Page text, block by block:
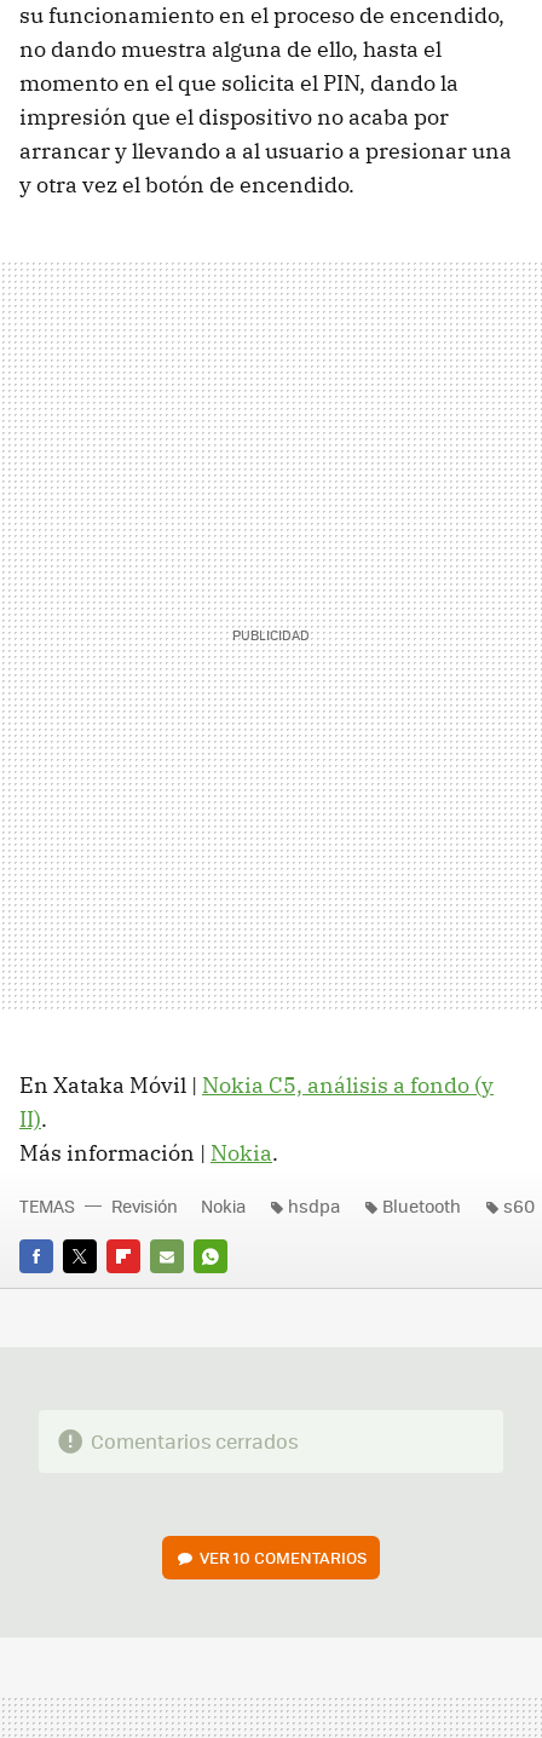
su funcionamiento en el proceso de encendido,
no dando muestra alguna de ello, hasta el
momento en el que solicita el PIN, dando la
impresión que el dispositivo no acaba por
arrancar y llevando a al usuario a presionar una
y otra vez el botón de encendido.
En Xataka Móvil | Nokia C5, análisis a fondo (y
II).
Más información | Nokia.
FACEBOOK
TWITTERFLIPBOARD
E-
WHATSAPP
TEMAS Revisión Nokia hsdpa Bluetooth s60
Comentarios cerrados
VER10 COMENTARIOS